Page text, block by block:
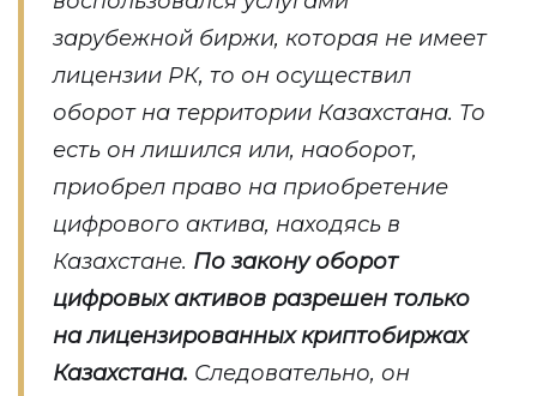
зарубежной биржи, которая не имеет
лицензии РК, то он осуществил
оборот на территории Казахстана. То
есть он лишился или, наоборот,
приобрел право на приобретение
цифрового актива, находясь в
Казахстане. По закону оборот
цифровых активов разрешен только
на лицензированных криптобиржах
Казахстана. Следовательно, он